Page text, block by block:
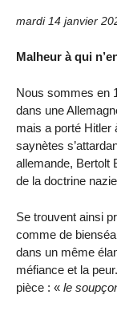
mardi 14 janvier
Malheur à qui
Nous sommes en
dans une
mais a porté Hitler
saynètes
allemande, Bertolt
de la doctrine
Se trouvent ainsi
comme de
dans un même
méfiance et la
pièce : « le